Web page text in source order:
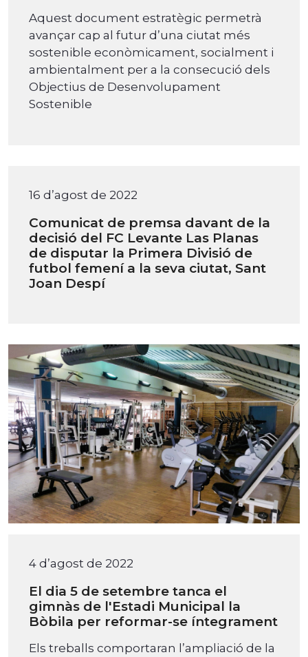
Aquest document estratègic permetrà
avançar cap al futur d’una ciutat més
sostenible econòmicament, socialment i
ambientalment per a la consecució dels
Objectius de Desenvolupament
Sostenible
16 d’agost de 2022
Comunicat de premsa davant de la
decisió del FC Levante Las Planas
de disputar la Primera Divisió de
futbol femení a la seva ciutat, Sant
Joan Despí
4 d’agost de 2022
El dia 5 de setembre tanca el
gimnàs de l'Estadi Municipal la
Bòbila per reformar-se íntegrament
Els treballs comportaran l’ampliació de la